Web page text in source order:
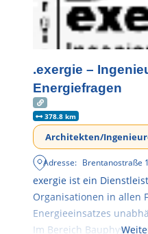
.exergie –
Energiefragen
378.8 km
Architekten/
Adresse: Brentanostraße
exergie ist ein
Organisationen in allen
Energieeinsatzes
Im Bereich Bauphysik